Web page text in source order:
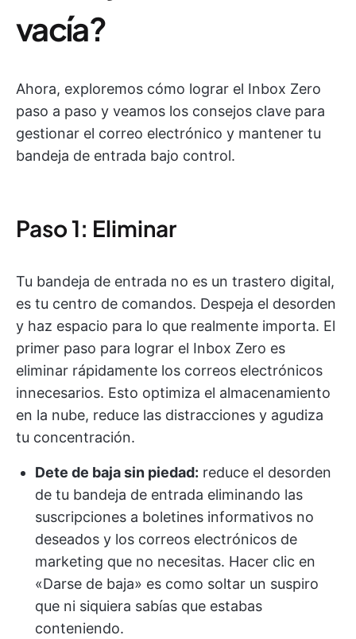
vacía?
Ahora, exploremos cómo lograr el Inbox Zero
paso a paso y veamos los consejos clave para
gestionar el correo electrónico y mantener tu
bandeja de entrada bajo control.
Paso 1: Eliminar
Tu bandeja de entrada no es un trastero digital,
es tu centro de comandos. Despeja el desorden
y haz espacio para lo que realmente importa. El
primer paso para lograr el Inbox Zero es
eliminar rápidamente los correos electrónicos
innecesarios. Esto optimiza el almacenamiento
en la nube, reduce las distracciones y agudiza
tu concentración.
Dete de baja sin piedad: reduce el desorden
de tu bandeja de entrada eliminando las
suscripciones a boletines informativos no
deseados y los correos electrónicos de
marketing que no necesitas. Hacer clic en
«Darse de baja» es como soltar un suspiro
que ni siquiera sabías que estabas
conteniendo.